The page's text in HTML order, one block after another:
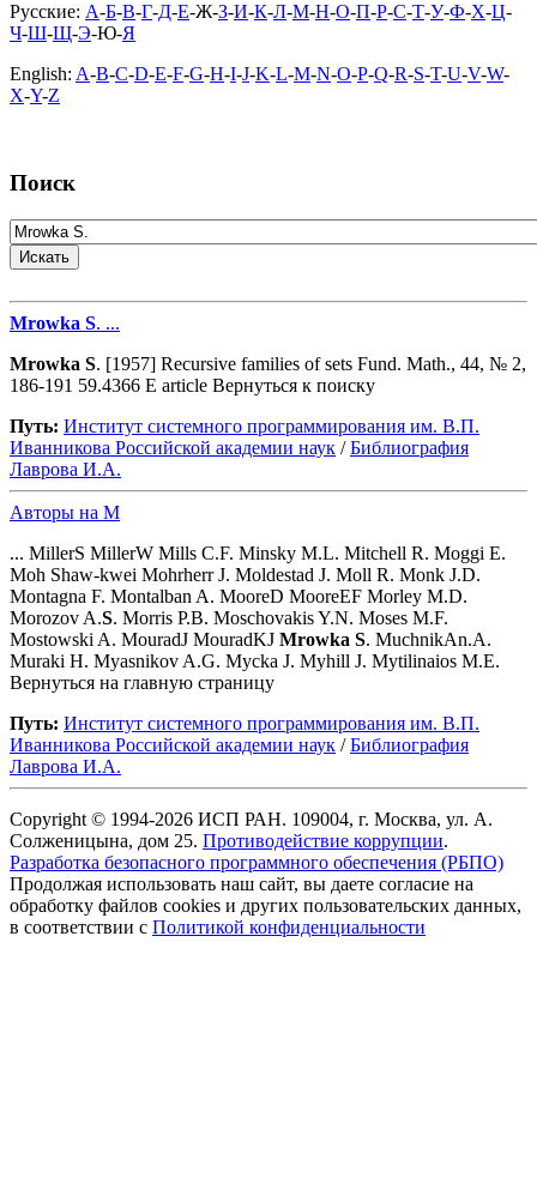
Русские: А-Б-В-Г-Д-Е-Ж-З-И-К-Л-М-Н-О-П-Р-С-Т-У-Ф-Х-Ц-
Ч-Ш-Щ-Э-Ю-Я
English: A-B-C-D-E-F-G-H-I-J-K-L-M-N-O-P-Q-R-S-T-U-V-W-
X-Y-Z
Поиск
Mrowka S. ...
Mrowka S. [1957] Recursive families of sets Fund. Math., 44, № 2,
186-191 59.4366 E article Вернуться к поиску
Путь: Институт системного программирования им. В.П.
Иванникова Роcсийской академии наук /Библиография
Лаврова И.А.
Авторы на M
... MillerS MillerW Mills C.F. Minsky M.L. Mitchell R. Moggi E.
Moh Shaw-kwei Mohrherr J. Moldestad J. Moll R. Monk J.D.
Montagna F. Montalban A. MooreD MooreEF Morley M.D.
Morozov A.S. Morris P.B. Moschovakis Y.N. Moses M.F.
Mostowski A. MouradJ MouradKJ Mrowka S. MuchnikAn.A.
Muraki H. Myasnikov A.G. Mycka J. Myhill J. Mytilinaios M.E.
Вернуться на главную страницу
Путь: Институт системного программирования им. В.П.
Иванникова Роcсийской академии наук /Библиография
Лаврова И.А.
Copyright © 1994-2026 ИСП РАН. 109004, г. Москва, ул. А.
Солженицына, дом 25. Противодействие коррупции.
Разработка безопасного программного обеспечения (РБПО)
Продолжая использовать наш сайт, вы даете согласие на
обработку файлов cookies и других пользовательских данных,
в соответствии с Политикой конфиденциальности